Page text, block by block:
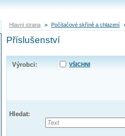
Hlavní strana Počítačové skříně a chlazení
Příslušenství
Výrobci: VŠICHNI
Hledat: